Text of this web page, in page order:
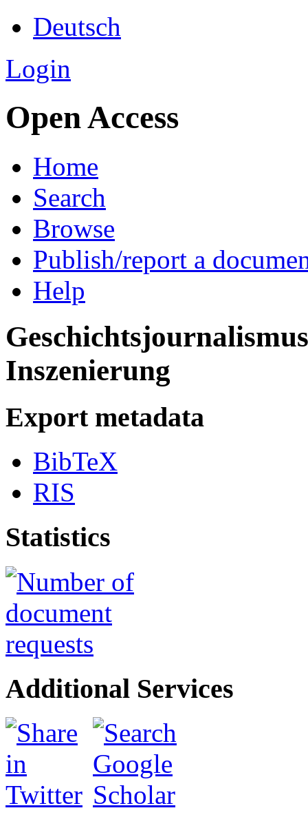
Deutsch
Login
Open Access
Home
Search
Browse
Publish/report a
Help
Inszenierung
Export metadata
BibTeX
RIS
Statistics
Additional Services